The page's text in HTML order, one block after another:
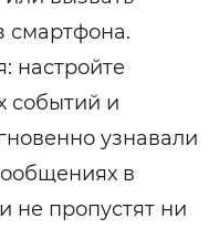
смартфона.
настройте
событий и
узнавали
в
не пропустят ни